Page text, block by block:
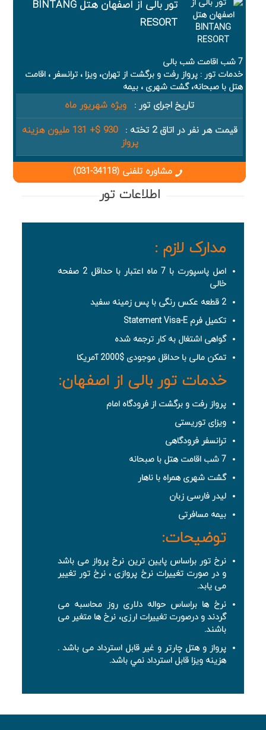
تور بالی از اصفهان هتل BINTANG
RESORT
7 شب اقامت شب بالی
خدمات تور : پرواز رفت و برگشت از تهران، ویزا ، ترانسفر ، اقامت
هتل با صبحانه، گشت شهری ، بیمه
تاریخ اجرای تور :
ویژه شهریور ماه
قیمت هر نفر در اتاق 2 تخته :
930 $+ 131 ملیون هزینه
پرواز
مشاوره تلفنی (34118-031)
اطلاعات تور
مدارک لازم :
اصل پاسپورت با 7 ماه اعتبار با حداقل 2 صفحه
خالی
2 قطعه عکس رنگی با پس زمینه سفید
تکمیل فرم Statement Visa-E
گواهی اشتغال به کار ترجمه شده
تمکن مالی با حداقل موجودی $2000 آمریکا
خدمات تور بالی از اصفهان:
پرواز رفت و برگشت از فرودگاه امام
ویزای توریستی
ترانسفر فرودگاهی
7 شب اقامت هتل با صبحانه
گشت شهری همراه با ناهار
لیدر فارسی زبان
بیمه مسافرتی
توضیحات:
نرخ تور براساس پایین ترین نرخ پرواز می باشد
و در صورت تغییرات نرخ پروازی ، نرخ تور تغییر
می یابد.
نرخ ها براساس حواله دلاری روز محاسبه می
گردند و درصورت تغییرات ارزی، نرخ ها متغیر می
باشند.
پرواز و هتل چارتر و غیر قابل استرداد می باشد .
هزینه ویزا قابل استرداد نمي باشد.